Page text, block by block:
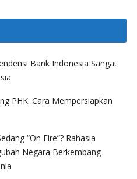
Bank Indonesia Sangat
PHK: Cara Mempersiapkan
“On Fire”? Rahasia
Negara Berkembang